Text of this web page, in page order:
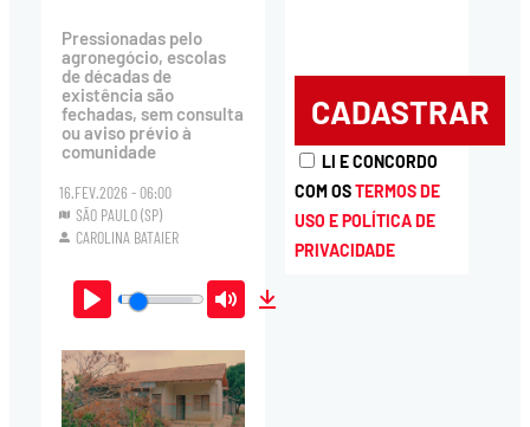
Pressionadas pelo
agronegócio, escolas
de décadas de
existência são
fechadas, sem consulta
ou aviso prévio à
comunidade
16.FEV.2026 - 06:00
SÃO PAULO (SP)
CAROLINA BATAIER
Play Mute
LI E CONCORDO
COM OSTERMOS DE
USO E POLÍTICA DE
PRIVACIDADE